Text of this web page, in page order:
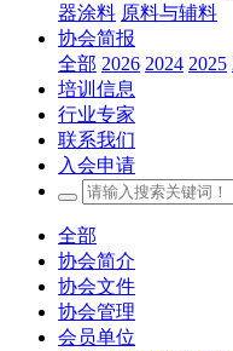
器涂料 原料与辅料
协会简报
全部 2026 2024 2025
培训信息
行业专家
联系我们
入会申请
全部
协会简介
协会文件
协会管理
会员单位